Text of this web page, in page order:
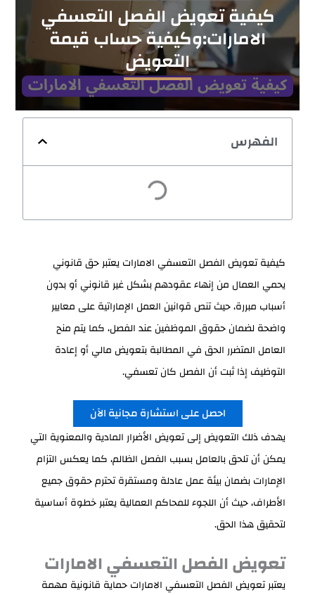
كيفية تعويض الفصل التعسفي
الامارات:وكيفية حساب قيمة
التعويض
الفهرس
كيفية تعويض الفصل التعسفي الامارات يعتبر حق قانوني
يحمي العمال من إنهاء عقودهم بشكل غير قانوني أو بدون
أسباب مبررة، حيث تنص قوانين العمل الإماراتية على معايير
واضحة لضمان حقوق الموظفين عند الفصل، كما يتم منح
العامل المتضرر الحق في المطالبة بتعويض مالي أو إعادة
التوظيف إذا ثبت أن الفصل كان تعسفي.
احصل على استشارة مجانية الآن
يهدف ذلك التعويض إلى تعويض الأضرار المادية والمعنوية التي
يمكن أن تلحق بالعامل بسبب الفصل الظالم، كما يعكس التزام
الإمارات بضمان بيئة عمل عادلة ومستقرة تحترم حقوق جميع
الأطراف، حيث أن اللجوء للمحاكم العمالية يعتبر خطوة أساسية
لتحقيق هذا الحق.
تعويض الفصل التعسفي الامارات
يعتبر تعويض الفصل التعسفي الامارات حماية قانونية مهمة